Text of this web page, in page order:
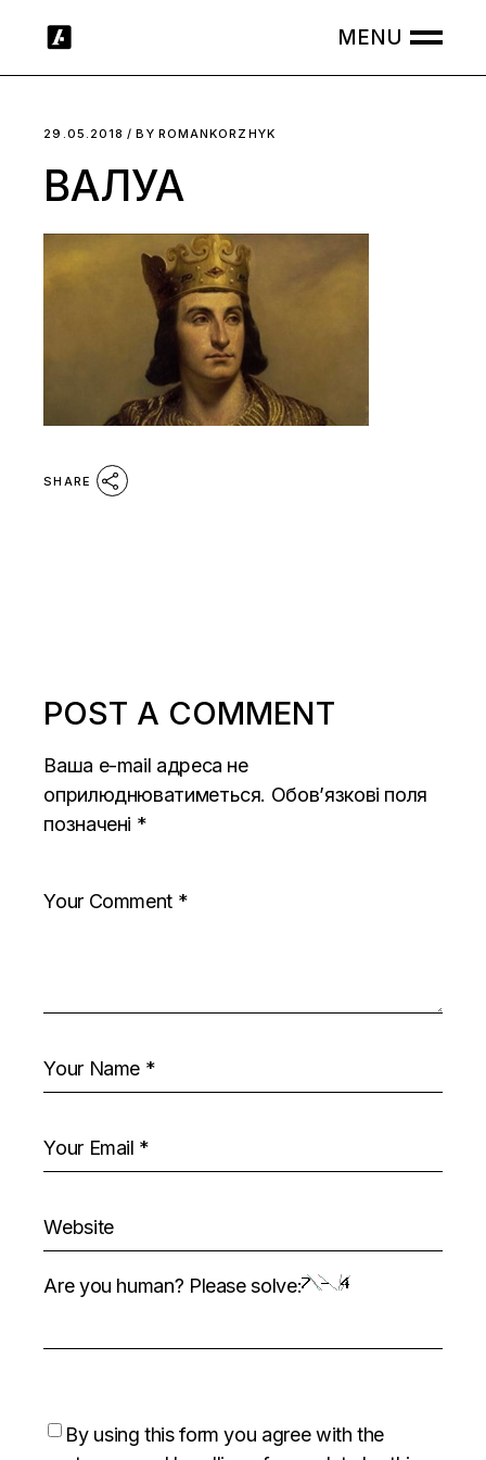
29.05.2018 BY ROMANKORZHYK
ВАЛУА
SHARE
POST A COMMENT
Ваша e-mail адреса не
оприлюднюватиметься. Обов’язкові поля
позначені *
Are you human? Please solve:
By using this form you agree with the